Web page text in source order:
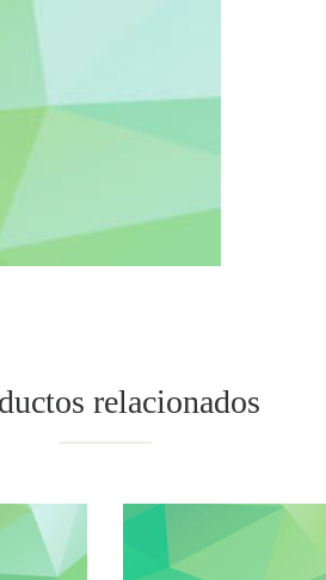
relacionados